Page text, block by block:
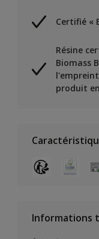
Certifié «
Résine
Biomass
produit
Informations